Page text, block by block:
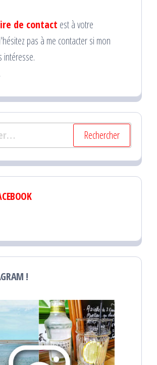
de contact est à votre
pas à me contacter si mon
intéresse.
:
!